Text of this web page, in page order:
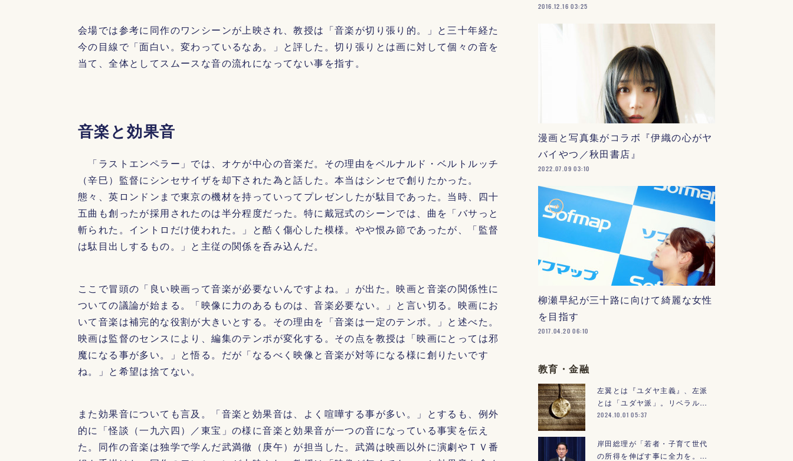
会場では参考に同作のワンシーンが上映され、教授は「音楽が切り張り的。」と三十年経た
今の目線で「面白い。変わっているなあ。」と評した。切り張りとは画に対して個々の音を
当て、全体としてスムースな音の流れになってない事を指す。
音楽と効果音
「ラストエンペラー」では、オケが中心の音楽だ。その理由をベルナルド・ベルトルッチ
（辛巳）監督にシンセサイザを却下された為と話した。本当はシンセで創りたかった。
態々、英ロンドンまで東京の機材を持っていってプレゼンしたが駄目であった。当時、四十
五曲も創ったが採用されたのは半分程度だった。特に戴冠式のシーンでは、曲を「バサっと
斬られた。イントロだけ使われた。」と酷く傷心した模様。やや恨み節であったが、「監督
は駄目出しするもの。」と主従の関係を呑み込んだ。
ここで冒頭の「良い映画って音楽が必要ないんですよね。」が出た。映画と音楽の関係性に
ついての議論が始まる。「映像に力のあるものは、音楽必要ない。」と言い切る。映画にお
いて音楽は補完的な役割が大きいとする。その理由を「音楽は一定のテンポ。」と述べた。
映画は監督のセンスにより、編集のテンポが変化する。その点を教授は「映画にとっては邪
魔になる事が多い。」と悟る。だが「なるべく映像と音楽が対等になる様に創りたいです
ね。」と希望は捨てない。
また効果音についても言及。「音楽と効果音は、よく喧嘩する事が多い。」とするも、例外
的に「怪談（一九六四）／東宝」の様に音楽と効果音が一つの音になっている事実を伝え
た。同作の音楽は独学で学んだ武満徹（庚午）が担当した。武満は映画以外に演劇やＴＶ番
2016.12.16 03:25
漫画と写真集がコラボ『伊織の心がヤ
バイやつ／秋田書店』
2022.07.09 03:10
柳瀬早紀が三十路に向けて綺麗な女性
を目指す
2017.04.20 06:10
教育・金融
左翼とは『ユダヤ主義』、左派
とは「ユダヤ派」。リベラル…
2024.10.01 05:37
岸田総理が「若者・子育て世代
の所得を伸ばす事に全力を。…